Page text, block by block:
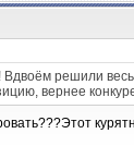
Вдвоём решили
вернее